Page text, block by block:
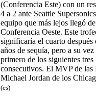
(Conferencia Este) con un
4 a 2 ante Seattle
equipo que más lejos llegó
Conferencia Oeste. Este
significaría el cuarto después
años de sequía, pero a su vez
primero de los siguientes tres
consecutivos. El MVP de las
Michael Jordan de los
(es)